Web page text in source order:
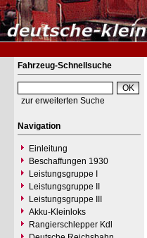
Fahrzeug-Schnellsuche
zur erweiterten Suche
Navigation
Einleitung
Beschaffungen 1930
Leistungsgruppe I
Leistungsgruppe II
Leistungsgruppe III
Akku-Kleinloks
Rangierschlepper Kdl